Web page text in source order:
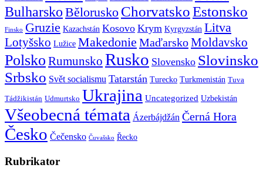
Bulharsko Bělorusko ChorvatskoEstonsko
Finsko Gruzie Kazachstán Kosovo Krym Kyrgyzstán Litva
Lotyšsko Lužice Makedonie MaďarskoMoldavsko
Polsko Rumunsko Rusko Slovensko Slovinsko
Srbsko Svět socialismu Tatarstán Turecko Turkmenistán Tuva
Tádžikistán Udmurtsko Ukrajina Uncategorized Uzbekistán
Všeobecná témata Ázerbájdžán Černá Hora
Česko Čečensko Čuvašsko Řecko
Rubrikator